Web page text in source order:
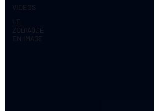
VIDEOS
LE
ZODIAQUE
EN IMAGE